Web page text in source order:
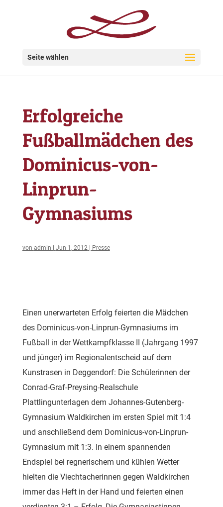
Seite wählen
Erfolgreiche
Fußballmädchen des
Dominicus-von-
Linprun-
Gymnasiums
von admin Jun 1, 2012| Presse
Einen unerwarteten Erfolg feierten die Mädchen
des Dominicus-von-Linprun-Gymnasiums im
Fußball in der Wettkampfklasse II (Jahrgang 1997
und jünger) im Regionalentscheid auf dem
Kunstrasen in Deggendorf: Die Schülerinnen der
Conrad-Graf-Preysing-Realschule
Plattlingunterlagen dem Johannes-Gutenberg-
Gymnasium Waldkirchen im ersten Spiel mit 1:4
und anschließend dem Dominicus-von-Linprun-
Gymnasium mit 1:3. In einem spannenden
Endspiel bei regnerischem und kühlen Wetter
hielten die Viechtacherinnen gegen Waldkirchen
immer das Heft in der Hand und feierten einen